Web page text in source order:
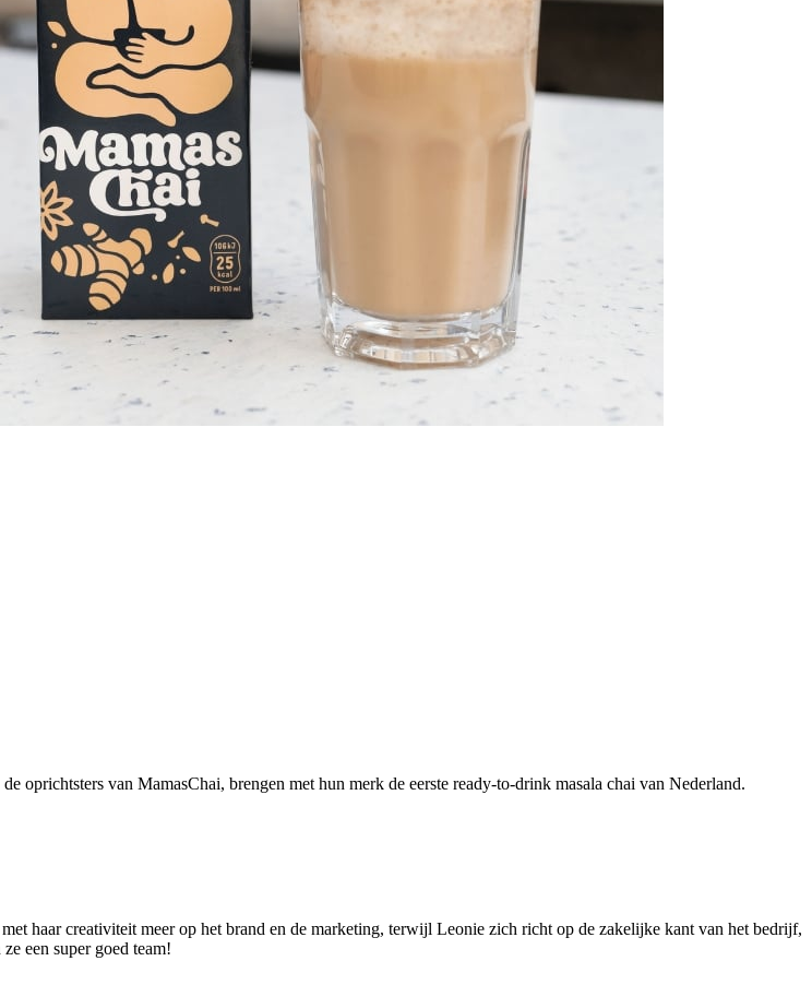
oprichtsters van MamasChai, brengen met hun merk de eerste ready-to-drink masala chai van Nederland.
haar creativiteit meer op het brand en de marketing, terwijl Leonie zich richt op de zakelijke kant van het bedrijf,
een super goed team!